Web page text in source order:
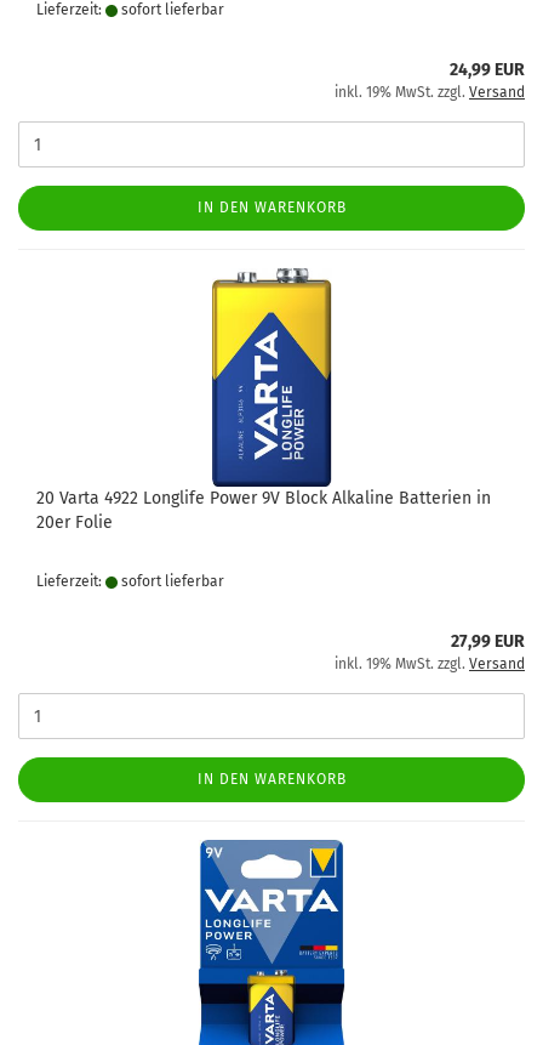
Lieferzeit: sofort lie­fer­bar
24,99 EUR
inkl. 19% MwSt. zzgl. Versand
IN DEN WARENKORB
20 Varta 4922 Longlife Power 9V Block Alkaline Batterien in
20er Folie
Lieferzeit: sofort lie­fer­bar
27,99 EUR
inkl. 19% MwSt. zzgl. Versand
IN DEN WARENKORB